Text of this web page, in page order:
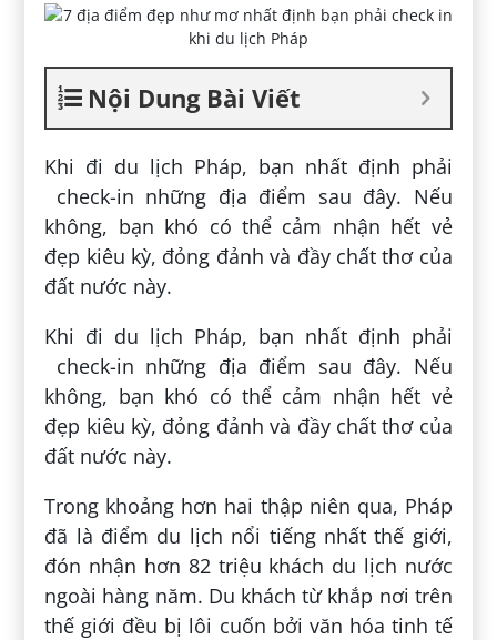
Nội Dung Bài Viết
Khi đi du lịch Pháp, bạn nhất định phải
check-in những địa điểm sau đây. Nếu
không, bạn khó có thể cảm nhận hết vẻ
đẹp kiêu kỳ, đỏng đảnh và đầy chất thơ của
đất nước này.
Khi đi du lịch Pháp, bạn nhất định phải
check-in những địa điểm sau đây. Nếu
không, bạn khó có thể cảm nhận hết vẻ
đẹp kiêu kỳ, đỏng đảnh và đầy chất thơ của
đất nước này.
Trong khoảng hơn hai thập niên qua, Pháp
đã là điểm du lịch nổi tiếng nhất thế giới,
đón nhận hơn 82 triệu khách du lịch nước
ngoài hàng năm. Du khách từ khắp nơi trên
thế giới đều bị lôi cuốn bởi văn hóa tinh tế